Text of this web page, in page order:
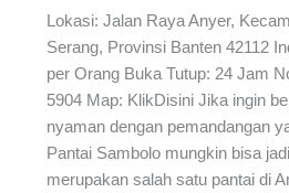
Lokasi: Jalan Raya Anyer,
Serang, Provinsi Banten 42112
per Orang Buka Tutup: 24 Jam
5904 Map: KlikDisini Jika ingin
nyaman dengan pemandangan
Pantai Sambolo mungkin bisa
merupakan salah satu pantai di